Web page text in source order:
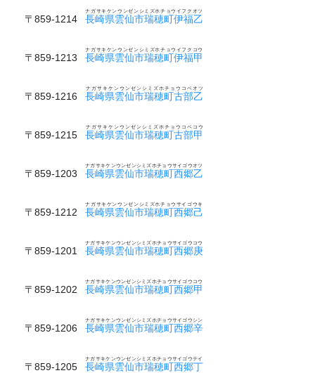
〒859-1214 長崎県雲仙市瑞穂町伊福乙
ナガサキケンウンゼンシミズホチョウイフクオツ
〒859-1213 長崎県雲仙市瑞穂町伊福甲
ナガサキケンウンゼンシミズホチョウイフクコウ
〒859-1216 長崎県雲仙市瑞穂町古部乙
ナガサキケンウンゼンシミズホチョウコベオツ
〒859-1215 長崎県雲仙市瑞穂町古部甲
ナガサキケンウンゼンシミズホチョウコベコウ
〒859-1203 長崎県雲仙市瑞穂町西郷乙
ナガサキケンウンゼンシミズホチョウサイゴウオツ
〒859-1212 長崎県雲仙市瑞穂町西郷己
ナガサキケンウンゼンシミズホチョウサイゴウキ
〒859-1201 長崎県雲仙市瑞穂町西郷庚
ナガサキケンウンゼンシミズホチョウサイゴウコウ
〒859-1202 長崎県雲仙市瑞穂町西郷甲
ナガサキケンウンゼンシミズホチョウサイゴウコウ
〒859-1206 長崎県雲仙市瑞穂町西郷辛
ナガサキケンウンゼンシミズホチョウサイゴウシン
〒859-1205 長崎県雲仙市瑞穂町西郷丁
ナガサキケンウンゼンシミズホチョウサイゴウテイ